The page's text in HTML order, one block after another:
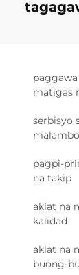
matigas
serbisyo
pagpi-
na takip
aklat na
kalidad
aklat na
buong-